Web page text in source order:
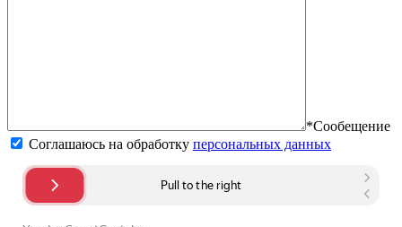
*Сообещение
Соглашаюсь на обработку персональных данных